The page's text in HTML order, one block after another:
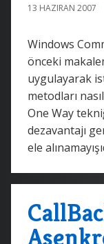
13 HAZIRAN 2007
Windows
önceki
uygulayarak
metodları
One Way
dezavantajı
ele